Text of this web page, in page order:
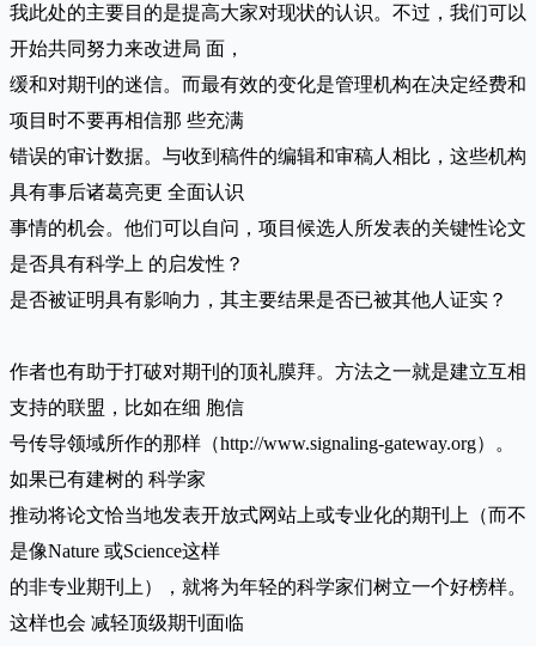
我此处的主要目的是提高大家对现状的认识。不过，我们可以
开始共同努力来改进局 面，
缓和对期刊的迷信。而最有效的变化是管理机构在决定经费和
项目时不要再相信那 些充满
错误的审计数据。与收到稿件的编辑和审稿人相比，这些机构
具有事后诸葛亮更 全面认识
事情的机会。他们可以自问，项目候选人所发表的关键性论文
是否具有科学上 的启发性？
是否被证明具有影响力，其主要结果是否已被其他人证实？
作者也有助于打破对期刊的顶礼膜拜。方法之一就是建立互相
支持的联盟，比如在细 胞信
号传导领域所作的那样（http://www.signaling-gateway.org）。
如果已有建树的 科学家
推动将论文恰当地发表开放式网站上或专业化的期刊上（而不
是像Nature 或Science这样
的非专业期刊上），就将为年轻的科学家们树立一个好榜样。
这样也会 减轻顶级期刊面临